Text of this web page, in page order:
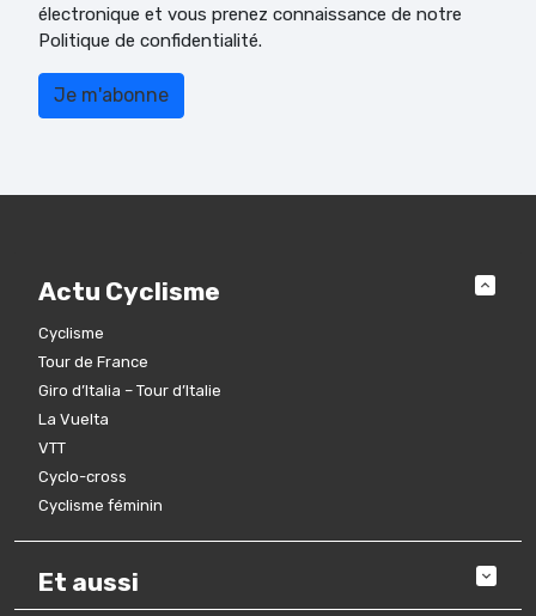
électronique et vous prenez connaissance de notre
Politique de confidentialité.
Actu Cyclisme
Cyclisme
Tour de France
Giro d’Italia – Tour d’Italie
La Vuelta
VTT
Cyclo-cross
Cyclisme féminin
Et aussi